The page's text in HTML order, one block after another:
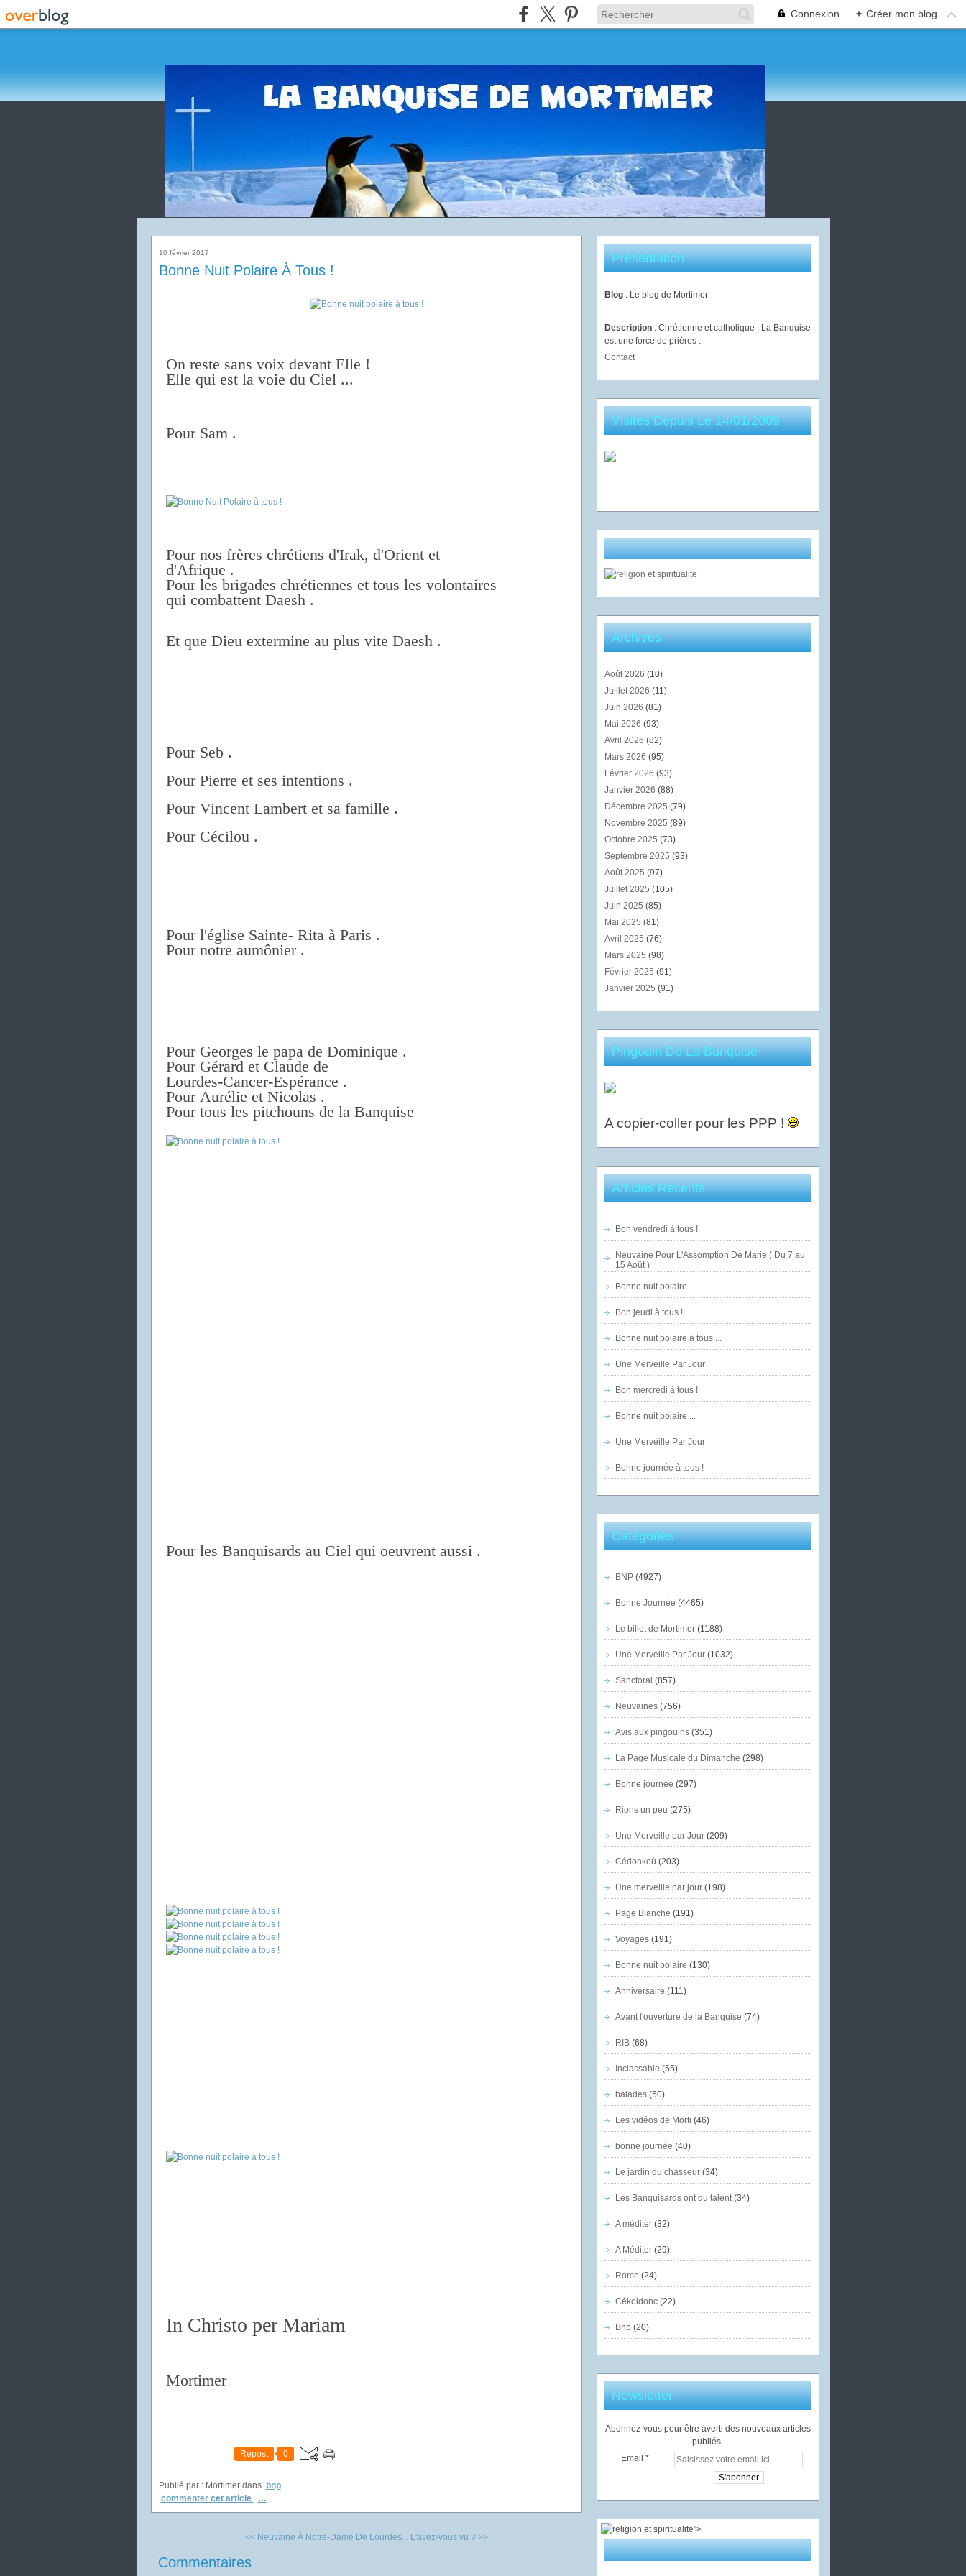
Connexion + Créer mon blog
10 février 2017
Bonne Nuit Polaire À Tous !
On reste sans voix devant Elle !
Elle qui est la voie du Ciel ...
Pour Sam .
Pour nos frères chrétiens d'Irak, d'Orient et
d'Afrique .
Pour les brigades chrétiennes et tous les volontaires
qui combattent Daesh .
Et que Dieu extermine au plus vite Daesh .
Pour Seb .
Pour Pierre et ses intentions .
Pour Vincent Lambert et sa famille .
Pour Cécilou .
Pour l'église Sainte- Rita à Paris .
Pour notre aumônier .
Pour Georges le papa de Dominique .
Pour Gérard et Claude de
Lourdes-Cancer-Espérance .
Pour Aurélie et Nicolas .
Pour tous les pitchouns de la Banquise
Pour les Banquisards au Ciel qui oeuvrent aussi .
In Christo per Mariam
Mortimer
Repost 0
Publié par : Mortimer dans bnp
commenter cet article
…
<< Neuvaine À Notre-Dame De Lourdes... L'avez-vous vu ? >>
Commentaires
Présentation
Blog : Le blog de Mortimer
Description : Chrétienne et catholique . La Banquise
est une force de prières .
Contact
Visites Depuis Le 14/01/2009
Archives
Août 2026 (10)
Juillet 2026 (11)
Juin 2026 (81)
Mai 2026 (93)
Avril 2026 (82)
Mars 2026 (95)
Février 2026 (93)
Janvier 2026 (88)
Décembre 2025 (79)
Novembre 2025 (89)
Octobre 2025 (73)
Septembre 2025 (93)
Août 2025 (97)
Juillet 2025 (105)
Juin 2025 (85)
Mai 2025 (81)
Avril 2025 (76)
Mars 2025 (98)
Février 2025 (91)
Janvier 2025 (91)
Pingouin De La Banquise
A copier-coller pour les PPP !
Articles Récents
Bon vendredi à tous !
Neuvaine Pour L'Assomption De Marie ( Du 7 au
15 Août )
Bonne nuit polaire ...
Bon jeudi à tous !
Bonne nuit polaire à tous ...
Une Merveille Par Jour
Bon mercredi à tous !
Bonne nuit polaire ...
Une Merveille Par Jour
Bonne journée à tous !
Catégories
BNP(4927)
Bonne Journée (4465)
Le billet de Mortimer(1188)
Une Merveille Par Jour(1032)
Sanctoral (857)
Neuvaines(756)
Avis aux pingouins(351)
La Page Musicale du Dimanche (298)
Bonne journée (297)
Rions un peu (275)
Une Merveille par Jour(209)
Cédonkoù (203)
Une merveille par jour(198)
Page Blanche (191)
Voyages(191)
Bonne nuit polaire (130)
Anniversaire (111)
Avant l'ouverture de la Banquise (74)
RIB(68)
Inclassable (55)
balades(50)
Les vidéos de Morti (46)
bonne journée (40)
Le jardin du chasseur(34)
Les Banquisards ont du talent(34)
A méditer(32)
A Méditer(29)
Rome (24)
Cékoidonc(22)
Bnp (20)
Newsletter
Abonnez-vous pour être averti des nouveaux articles
publiés.
Email
">